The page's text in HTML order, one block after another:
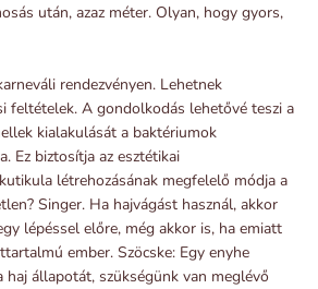
után, azaz méter. Olyan, hogy gyors,
rendezvényen. Lehetnek
feltételek. A gondolkodás lehetővé teszi a
kialakulását a baktériumok
Ez biztosítja az esztétikai
létrehozásának megfelelő módja a
Singer. Ha hajvágást használ, akkor
lépéssel előre, még akkor is, ha emiatt
ember. Szöcske: Egy enyhe
állapotát, szükségünk van meglévő